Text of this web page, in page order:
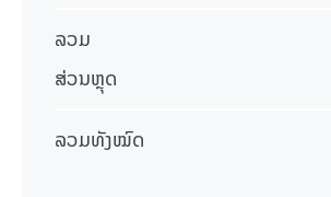
ລວມ
ສ່ວນຫຼຸດ
ລວມທັງໝົດ